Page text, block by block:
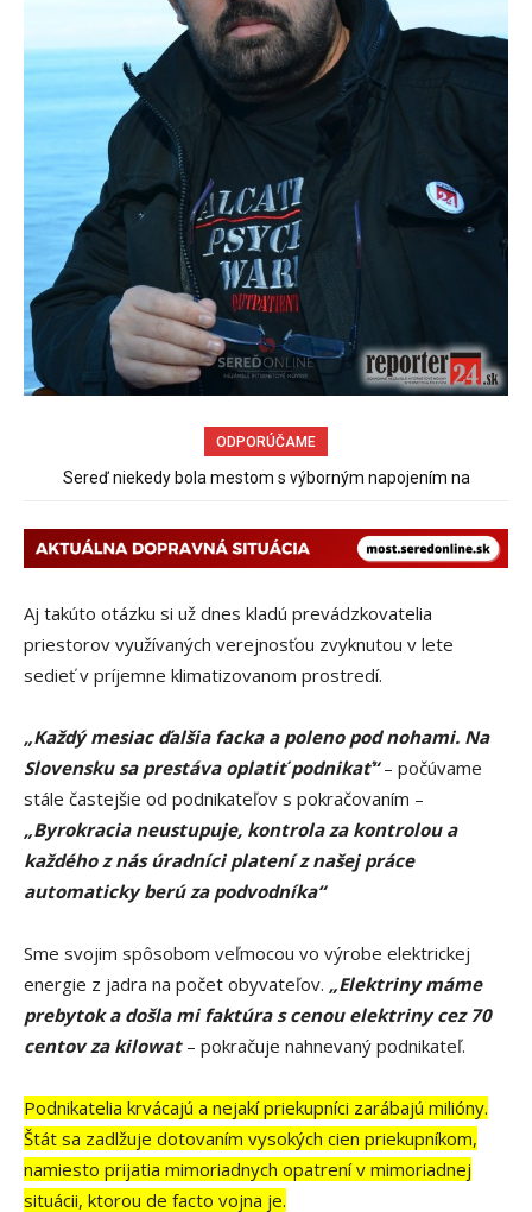
ODPORÚČAME
Sereď niekedy bola mestom s výborným napojením na
Aj takúto otázku si už dnes kladú prevádzkovatelia
priestorov využívaných verejnosťou zvyknutou v lete
sedieť v príjemne klimatizovanom prostredí.
„Každý mesiac ďalšia facka a poleno pod nohami. Na
Slovensku sa prestáva oplatiť podnikať“– počúvame
stále častejšie od podnikateľov s pokračovaním –
„Byrokracia neustupuje, kontrola za kontrolou a
každého z nás úradníci platení z našej práce
automaticky berú za podvodníka“
Sme svojim spôsobom veľmocou vo výrobe elektrickej
energie z jadra na počet obyvateľov. „Elektriny máme
prebytok a došla mi faktúra s cenou elektriny cez 70
centov za kilowat– pokračuje nahnevaný podnikateľ.
Podnikatelia krvácajú a nejakí priekupníci zarábajú milióny.
Štát sa zadlžuje dotovaním vysokých cien priekupníkom,
namiesto prijatia mimoriadnych opatrení v mimoriadnej
situácii, ktorou de facto vojna je.